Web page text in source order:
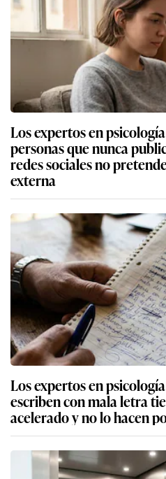
Los expertos en
personas que nunca
redes sociales no
externa
Los expertos en
escriben con mala letra
acelerado y no lo hacen